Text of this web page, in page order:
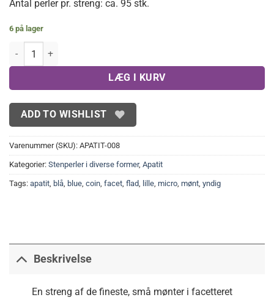
Antal perler pr. streng: ca. 95 stk.
6 på lager
Facetterede mønter i Apatit 4x2,5 mm antal
LÆG I KURV
ADD TO WISHLIST
Varenummer (SKU): APATIT-008
Kategorier: Stenperler i diverse former, Apatit
Tags: apatit, blå, blue, coin, facet, flad, lille, micro, mønt, yndig
Beskrivelse
En streng af de fineste, små mønter i facetteret